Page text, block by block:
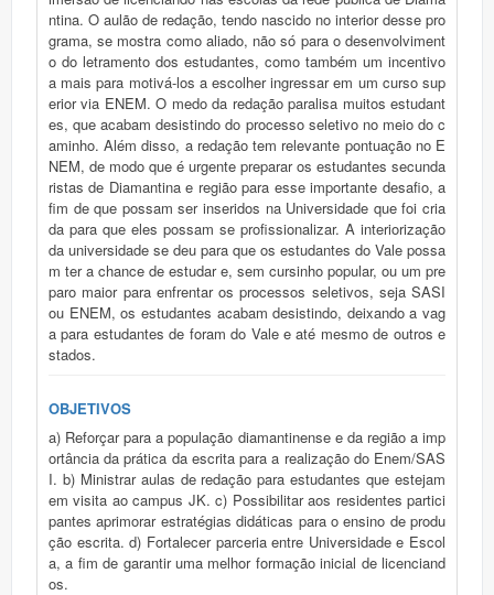
ntina. O aulão de redação, tendo nascido no interior desse pro
grama, se mostra como aliado, não só para o desenvolviment
o do letramento dos estudantes, como também um incentivo
a mais para motivá-los a escolher ingressar em um curso sup
erior via ENEM. O medo da redação paralisa muitos estudant
es, que acabam desistindo do processo seletivo no meio do c
aminho. Além disso, a redação tem relevante pontuação no E
NEM, de modo que é urgente preparar os estudantes secunda
ristas de Diamantina e região para esse importante desafio, a
fim de que possam ser inseridos na Universidade que foi cria
da para que eles possam se profissionalizar. A interiorização
da universidade se deu para que os estudantes do Vale possa
m ter a chance de estudar e, sem cursinho popular, ou um pre
paro maior para enfrentar os processos seletivos, seja SASI
ou ENEM, os estudantes acabam desistindo, deixando a vag
a para estudantes de foram do Vale e até mesmo de outros e
stados.
OBJETIVOS
a) Reforçar para a população diamantinense e da região a imp
ortância da prática da escrita para a realização do Enem/SAS
I. b) Ministrar aulas de redação para estudantes que estejam
em visita ao campus JK. c) Possibilitar aos residentes partici
pantes aprimorar estratégias didáticas para o ensino de produ
ção escrita. d) Fortalecer parceria entre Universidade e Escol
a, a fim de garantir uma melhor formação inicial de licenciand
os.